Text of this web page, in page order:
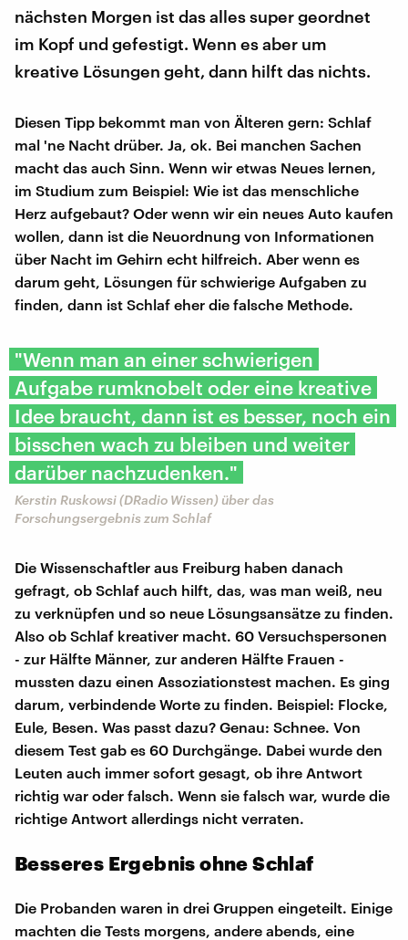
nächsten Morgen ist das alles super geordnet
im Kopf und gefestigt. Wenn es aber um
kreative Lösungen geht, dann hilft das nichts.
Diesen Tipp bekommt man von Älteren gern: Schlaf
mal 'ne Nacht drüber. Ja, ok. Bei manchen Sachen
macht das auch Sinn. Wenn wir etwas Neues lernen,
im Studium zum Beispiel: Wie ist das menschliche
Herz aufgebaut? Oder wenn wir ein neues Auto kaufen
wollen, dann ist die Neuordnung von Informationen
über Nacht im Gehirn echt hilfreich. Aber wenn es
darum geht, Lösungen für schwierige Aufgaben zu
finden, dann ist Schlaf eher die falsche Methode.
"Wenn man an einer schwierigen
Aufgabe rumknobelt oder eine kreative
Idee braucht, dann ist es besser, noch ein
bisschen wach zu bleiben und weiter
darüber nachzudenken."
Kerstin Ruskowsi (DRadio Wissen) über das
Forschungsergebnis zum Schlaf
Die Wissenschaftler aus Freiburg haben danach
gefragt, ob Schlaf auch hilft, das, was man weiß, neu
zu verknüpfen und so neue Lösungsansätze zu finden.
Also ob Schlaf kreativer macht. 60 Versuchspersonen
- zur Hälfte Männer, zur anderen Hälfte Frauen -
mussten dazu einen Assoziationstest machen. Es ging
darum, verbindende Worte zu finden. Beispiel: Flocke,
Eule, Besen. Was passt dazu? Genau: Schnee. Von
diesem Test gab es 60 Durchgänge. Dabei wurde den
Leuten auch immer sofort gesagt, ob ihre Antwort
richtig war oder falsch. Wenn sie falsch war, wurde die
richtige Antwort allerdings nicht verraten.
Besseres Ergebnis ohne Schlaf
Die Probanden waren in drei Gruppen eingeteilt. Einige
machten die Tests morgens, andere abends, eine